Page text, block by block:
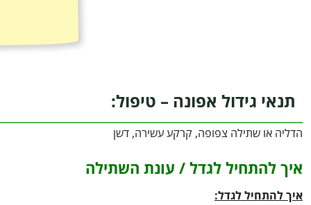
תנאי גידול אפונה – טיפול:
הדליה או שתילה צפופה, קרקע עשירה, דשן
איך להתחיל לגדל / עונת השתילה
איך להתחיל לגדל: